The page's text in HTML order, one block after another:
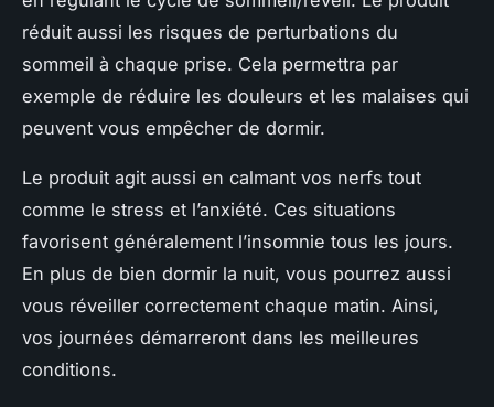
réduit aussi les risques de perturbations du
sommeil à chaque prise. Cela permettra par
exemple de réduire les douleurs et les malaises qui
peuvent vous empêcher de dormir.
Le produit agit aussi en calmant vos nerfs tout
comme le stress et l’anxiété. Ces situations
favorisent généralement l’insomnie tous les jours.
En plus de bien dormir la nuit, vous pourrez aussi
vous réveiller correctement chaque matin. Ainsi,
vos journées démarreront dans les meilleures
conditions.